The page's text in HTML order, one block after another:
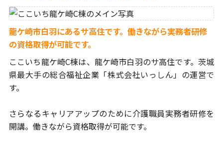
龍ケ崎市白羽にあるサ高住です。働きながら実務者研修
の資格取得が可能です。
ここいち龍ケ崎C棟は、龍ケ崎市白羽のサ高住です。 茨城
県最大手の総合福祉企業「株式会社いっしん」の運営で
す。
さらなるキャリアアップのために介護職員実務者研修を
開講。 働きながら資格取得が可能です。